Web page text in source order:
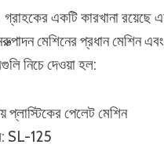
একটি কারখানা রয়েছে
মেশিনের প্রধান মেশিন
নিচে দেওয়া হল:
প্লাস্টিকের পেলেট মেশিন
SL-125